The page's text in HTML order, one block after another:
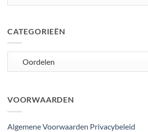
CATEGORIEËN
VOORWAARDEN
Algemene Voorwaarden Privacybeleid